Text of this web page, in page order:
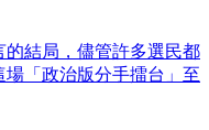
的結局，儘管許多選民都
「政治版分手擂台」至